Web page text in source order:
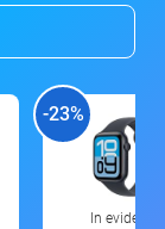
-23%
In evidenza